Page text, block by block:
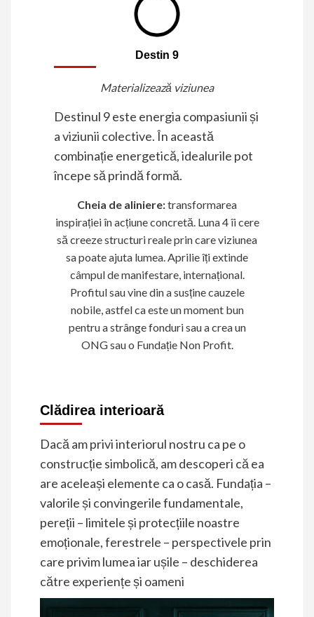
Destin 9
Materializează viziunea
Destinul 9 este energia compasiunii și
a viziunii colective. În această
combinație energetică, idealurile pot
începe să prindă formă.
Cheia de aliniere:transformarea
inspirației în acțiune concretă. Luna 4 îi cere
să creeze structuri reale prin care viziunea
sa poate ajuta lumea. Aprilie îți extinde
câmpul de manifestare, internațional.
Profitul sau vine din a susține cauzele
nobile, astfel ca este un moment bun
pentru a strânge fonduri sau a crea un
ONG sau o Fundație Non Profit.
Clădirea interioară
Dacă am privi interiorul nostru ca pe o
construcție simbolică, am descoperi că ea
are aceleași elemente ca o casă. Fundația –
valorile și convingerile fundamentale,
pereții – limitele și protecțiile noastre
emoționale, ferestrele – perspectivele prin
care privim lumea iar ușile – deschiderea
către experiențe și oameni